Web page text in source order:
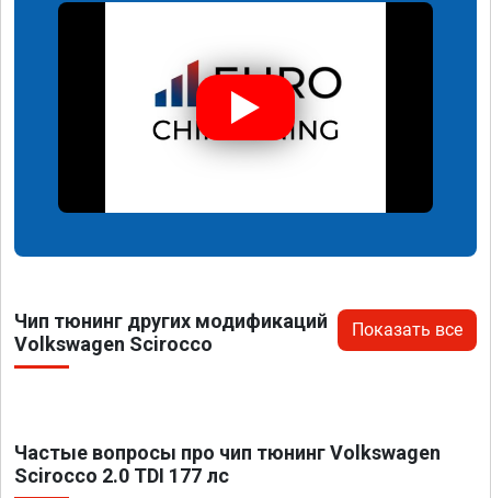
Чип тюнинг других модификаций
Volkswagen Scirocco
Показать все
Частые вопросы про чип тюнинг Volkswagen
Scirocco 2.0 TDI 177 лс